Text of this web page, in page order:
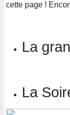
cette page !
La
La